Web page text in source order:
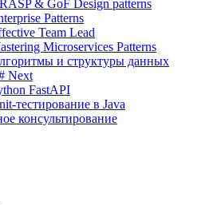
& GoF Design patterns
Patterns
Team Lead
Microservices Patterns
и структуры данных
Next
FastAPI
тестирование в Java
консультирование